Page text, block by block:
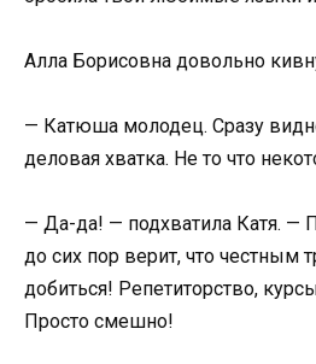
Алла Борисовна довольно
— Катюша молодец. Сразу
деловая хватка. Не то что
— Да-да! — подхватила Катя. —
до сих пор верит, что честным
добиться! Репетиторство,
Просто смешно!